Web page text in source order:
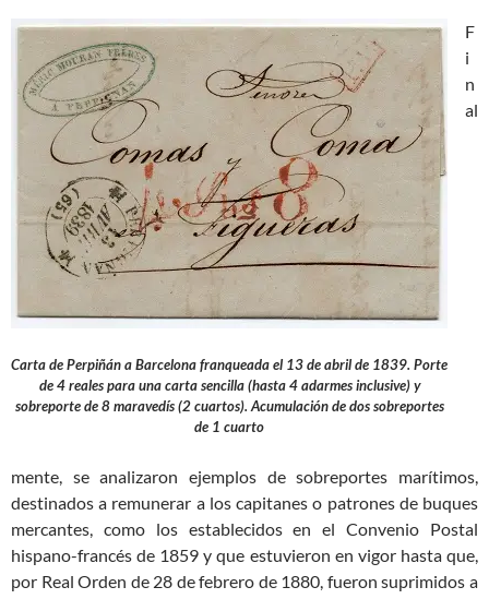
Carta de Perpiñán a Barcelona franqueada el 13 de abril de 1839. Porte
de 4 reales para una carta sencilla (hasta 4 adarmes inclusive) y
sobreporte de 8 maravedís (2 cuartos). Acumulación de dos sobreportes
de 1 cuarto
F
i
n
al
mente, se analizaron ejemplos de sobreportes marítimos,
destinados a remunerar a los capitanes o patrones de buques
mercantes, como los establecidos en el Convenio Postal
hispano-francés de 1859 y que estuvieron en vigor hasta que,
por Real Orden de 28 de febrero de 1880, fueron suprimidos a